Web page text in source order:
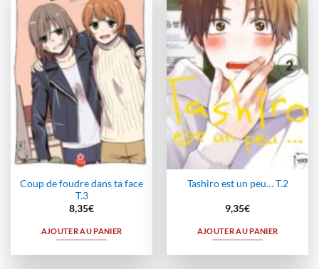
Ajouter
à la
wishlist
Coup de foudre dans ta face
T.3
8,35€
AJOUTER AU PANIER
Ajouter
à la
wishlist
Tashiro est un peu… T.2
9,35€
AJOUTER AU PANIER